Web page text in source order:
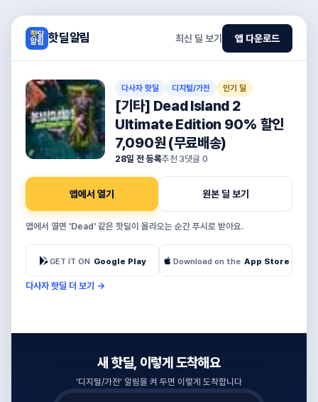
핫딜알림 최신 딜 보기 앱 다운로드
다사자 핫딜 디지털/가전 인기 딜
[기타] Dead Island 2
Ultimate Edition 90% 할인
7,090원 (무료배송)
28일 전 등록추천 3댓글 0
앱에서 열기 원본 딜 보기
앱에서 열면 'Dead' 같은 핫딜이 올라오는 순간 푸시로 받아요.
GET IT ON Google Play Download on the App Store
다사자 핫딜 더 보기 →
새 핫딜, 이렇게 도착해요
‘디지털/가전’ 알림을 켜 두면 이렇게 도착합니다